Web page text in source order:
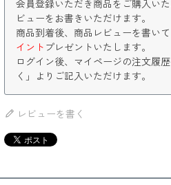
会員登録いただき商品をご購入い
ビューをお書きいただけます。
商品到着後、商品レビューを書い
イント プレゼントいたします。
ログイン後、マイページの注文履
く」よりご記入いただけます。
レビューを書く